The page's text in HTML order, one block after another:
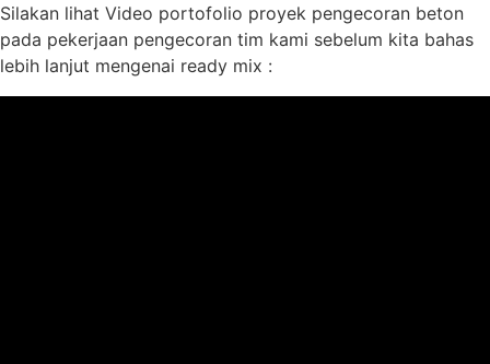
Silakan lihat Video portofolio proyek pengecoran beton
pada pekerjaan pengecoran tim kami sebelum kita bahas
lebih lanjut mengenai ready mix :